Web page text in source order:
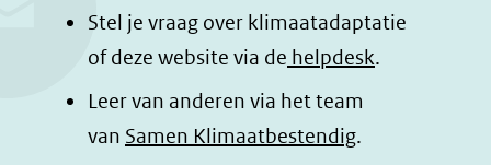
o
o
(opent
in
d
I
(opent
in
a
p
(opent
in
l
e
o
p
Stel je vraag over klimaatadaptatie
of deze website via de helpdesk.
Leer van anderen via het team
van Samen Klimaatbestendig.